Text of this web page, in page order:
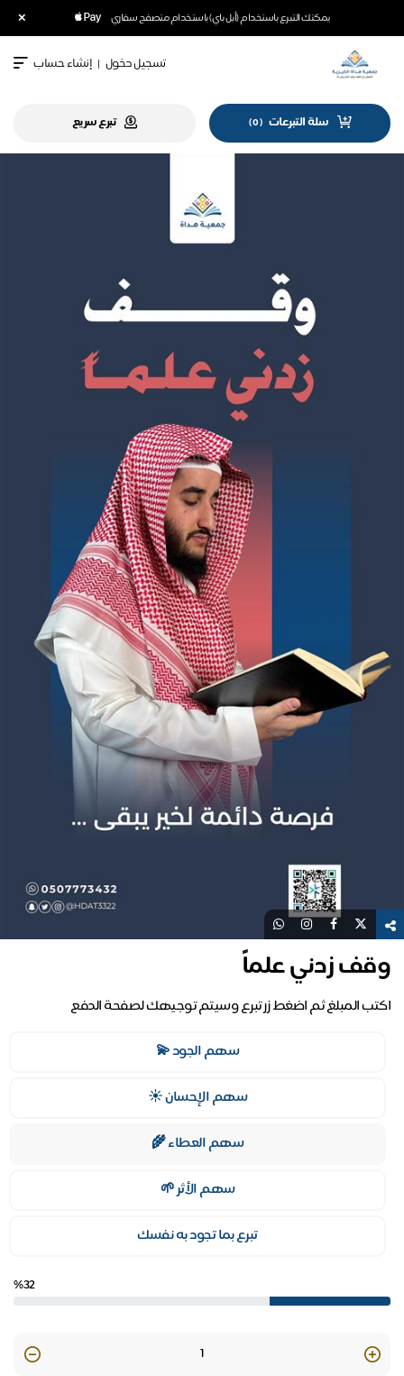
يمكنك التبرع باستخدام (أبل باي) باستخدام متصفح سفاري ×
تسجيل دخول | إنشاء حساب
سلة التبرعات (
0
) تبرع سريع
وقف زدني علماً
اكتب المبلغ ثم اضغط زر تبرع وسيتم توجيهك لصفحة الدفع
سهم الجود 💫
سهم الإحسان ☀️
سهم العطاء 🌾
سهم الأثر 🌱
تبرع بما تجود به نفسك
%32
Quantity